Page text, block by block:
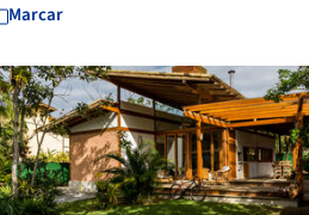
Marcar